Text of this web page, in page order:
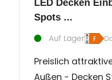
LED Decken
Spots ...
Auf Lager
Preislich
Außen - Decken